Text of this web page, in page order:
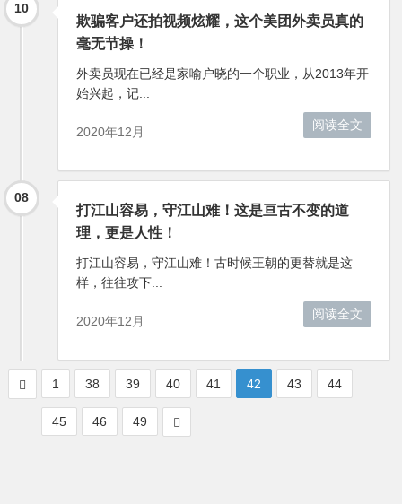
10
欺骗客户还拍视频炫耀，这个美团外卖员真的
毫无节操！
外卖员现在已经是家喻户晓的一个职业，从2013年开
始兴起，记...
阅读全文
2020年12月
08
打江山容易，守江山难！这是亘古不变的道
理，更是人性！
打江山容易，守江山难！古时候王朝的更替就是这
样，往往攻下...
阅读全文
2020年12月
1 38 39 40 41 42 43 44
45 46 49